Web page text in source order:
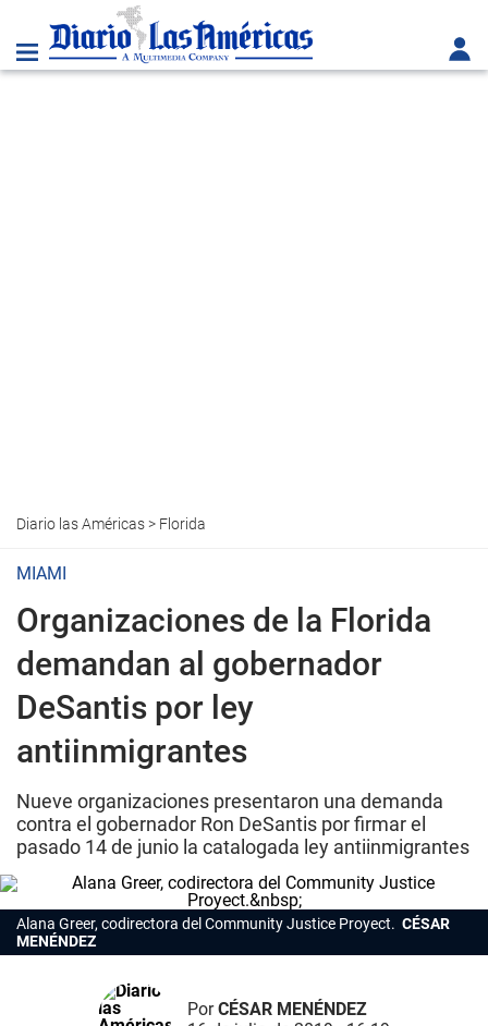
Diario las Américas> Florida
MIAMI
Organizaciones de la Florida
demandan al gobernador
DeSantis por ley
antiinmigrantes
Nueve organizaciones presentaron una demanda
contra el gobernador Ron DeSantis por firmar el
pasado 14 de junio la catalogada ley antiinmigrantes
Alana Greer, codirectora del Community Justice Proyect. CÉSAR
MENÉNDEZ
PorCÉSAR MENÉNDEZ